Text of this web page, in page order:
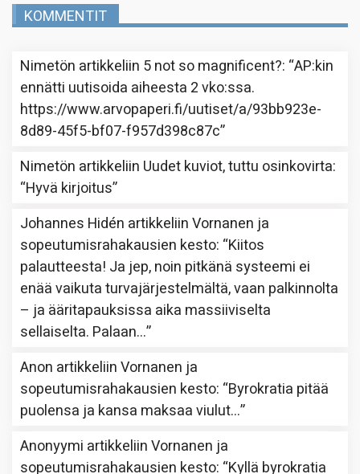
KOMMENTIT
Nimetön artikkeliin 5 not so magnificent?: “AP:kin
ennätti uutisoida aiheesta 2 vko:ssa.
https://www.arvopaperi.fi/uutiset/a/93bb923e-
8d89-45f5-bf07-f957d398c87c”
Nimetön artikkeliin Uudet kuviot, tuttu osinkovirta:
“Hyvä kirjoitus”
Johannes Hidén artikkeliinVornanen ja
sopeutumisrahakausien kesto: “Kiitos
palautteesta! Ja jep, noin pitkänä systeemi ei
enää vaikuta turvajärjestelmältä, vaan palkinnolta
– ja ääritapauksissa aika massiiviselta
sellaiselta. Palaan…”
Anon artikkeliinVornanen ja
sopeutumisrahakausien kesto: “Byrokratia pitää
puolensa ja kansa maksaa viulut…”
Anonyymi artikkeliinVornanen ja
sopeutumisrahakausien kesto: “Kyllä byrokratia